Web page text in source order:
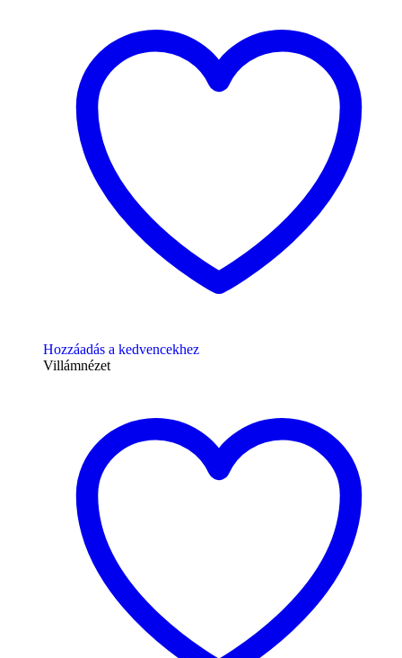
Hozzáadás a kedvencekhez
Villámnézet